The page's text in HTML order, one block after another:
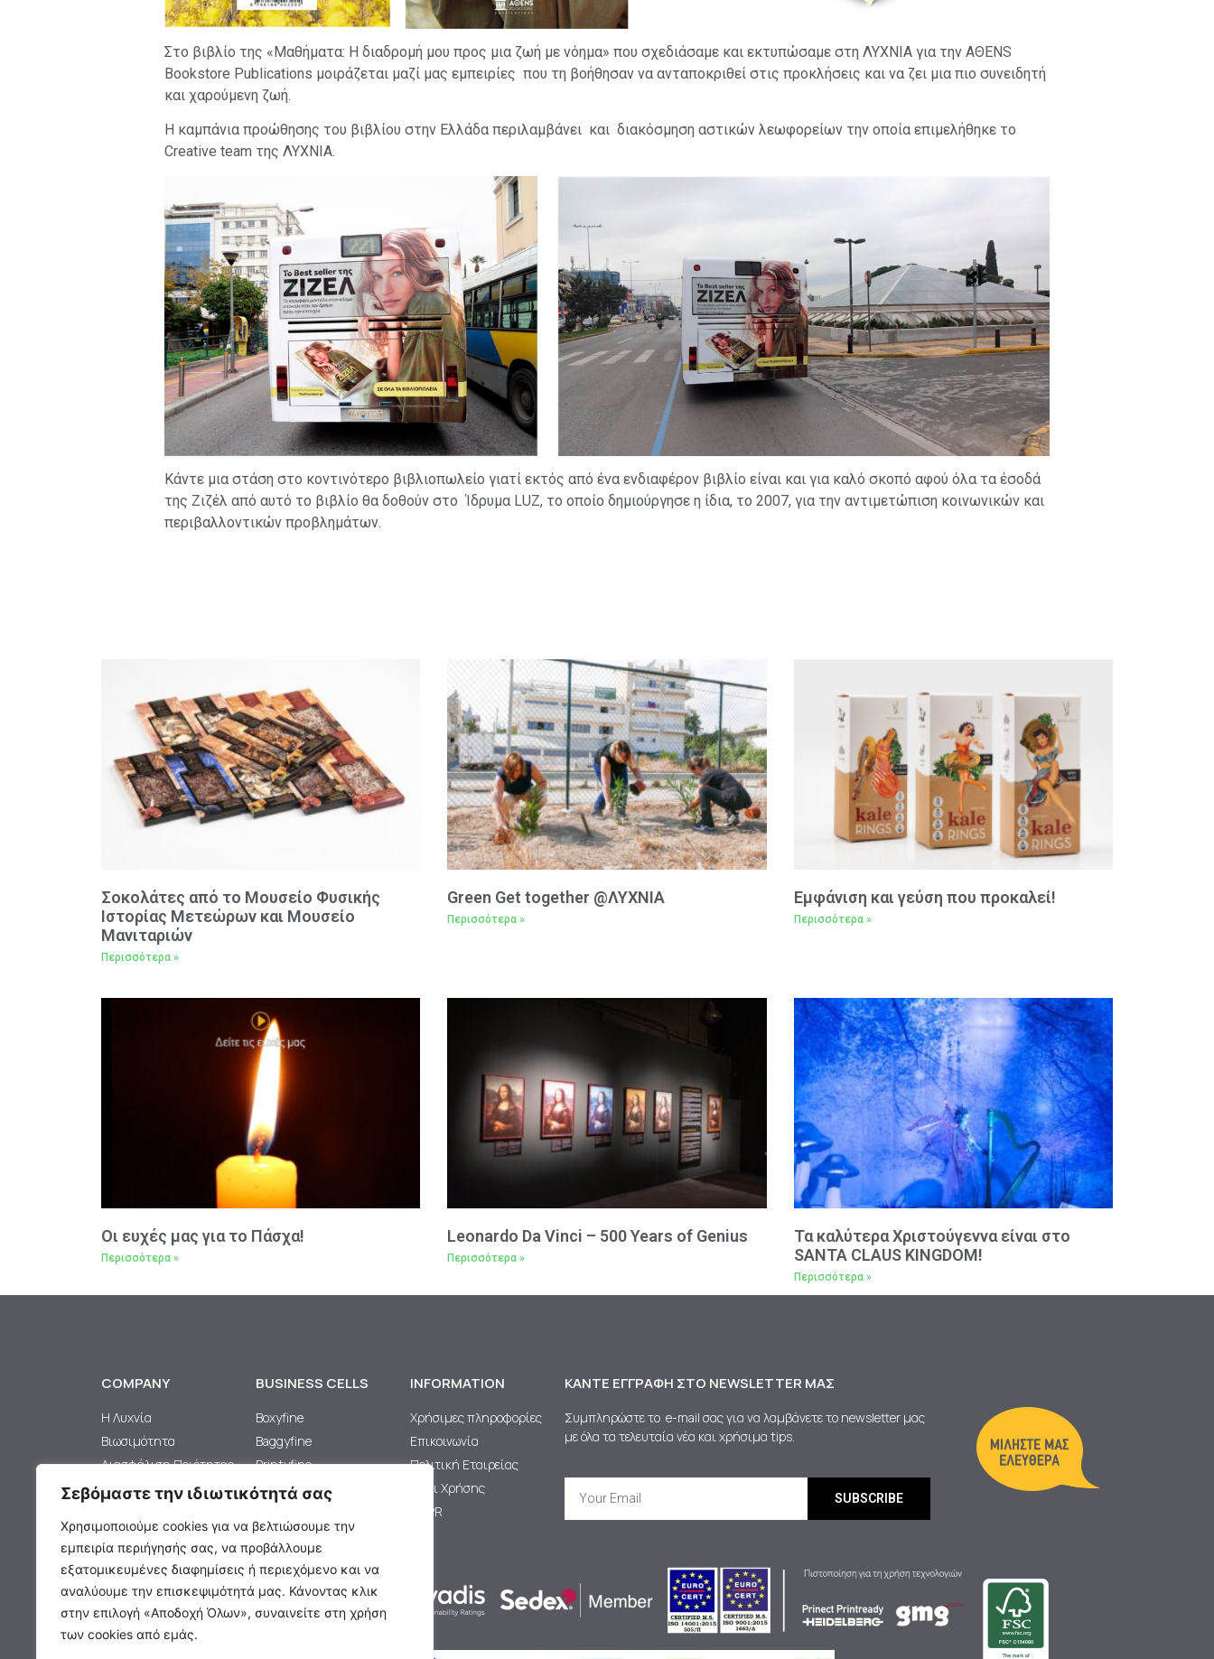
Σεβόμαστε την ιδιωτικότητά σας
Χρησιμοποιούμε cookies για να βελτιώσουμε την
εμπειρία περιήγησής σας, να προβάλλουμε
εξατομικευμένες διαφημίσεις ή περιεχόμενο και να
αναλύουμε την επισκεψιμότητά μας. Κάνοντας κλικ
στην επιλογή «Αποδοχή Όλων», συναινείτε στη χρήση
των cookies από εμάς.
Στο βιβλίο της «Μαθήματα: Η διαδρομή μου προς μια ζωή με νόημα» που σχεδιάσαμε και εκτυπώσαμε στη ΛΥΧΝΙΑ για την ΑΘΕΝS
Bookstore Publications μοιράζεται μαζί μας εμπειρίες που τη βοήθησαν να ανταποκριθεί στις προκλήσεις και να ζει μια πιο συνειδητή
και χαρούμενη ζωή.
Η καμπάνια προώθησης του βιβλίου στην Ελλάδα περιλαμβάνει και διακόσμηση αστικών λεωφορείων την οποία επιμελήθηκε το
Creative team της ΛΥΧΝΙΑ.
Κάντε μια στάση στο κοντινότερο βιβλιοπωλείο γιατί εκτός από ένα ενδιαφέρον βιβλίο είναι και για καλό σκοπό αφού όλα τα έσοδά
της Ζιζέλ από αυτό το βιβλίο θα δοθούν στο Ίδρυμα LUZ, το οποίο δημιούργησε η ίδια, το 2007, για την αντιμετώπιση κοινωνικών και
περιβαλλοντικών προβλημάτων.
Σοκολάτες από το Μουσείο Φυσικής
Ιστορίας Μετεώρων και Μουσείο
Μανιταριών
Περισσότερα »
Green Get together @ΛΥΧΝΙΑ
Περισσότερα »
Εμφάνιση και γεύση που προκαλεί!
Περισσότερα »
Oι ευχές μας για το Πάσχα!
Περισσότερα »
Leonardo Da Vinci – 500 Years of Genius
Περισσότερα »
Τα καλύτερα Χριστούγεννα είναι στο
SANTA CLAUS KINGDOM!
Περισσότερα »
COMPANY
H Λυχνία
Βιωσιμότητα
Διασφάλιση Ποιότητας
Καριέρα
BUSINESS CELLS
Boxyfine
Baggyfine
Printyfine
Standyfine
INFORMATION
Χρήσιμες πληροφορίες
Επικοινωνία
Πολιτική Εταιρείας
Όροι Χρήσης
GDPR
ΚΆΝΤΕ ΕΓΓΡΑΦΉ ΣΤΟ NEWSLETTER ΜΑΣ
Συμπληρώστε το e-mail σας για να λαμβάνετε το newsletter μας
με όλα τα τελευταία νέα και χρήσιμα tips.
SUBSCRIBE